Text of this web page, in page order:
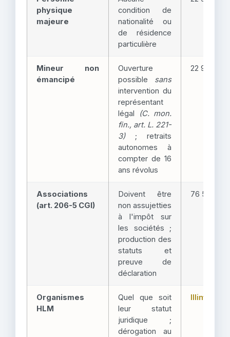
physique
majeure
condition de
nationalité ou
de résidence
particulière
Mineur non
émancipé
Ouverture
possible sans
intervention du
représentant
légal
(C. mon.
fin., art. L. 221-
3); retraits
autonomes à
compter de 16
ans révolus
22 950 €
Associations
(art. 206-5 CGI)
Doivent être
non assujetties
à l'impôt sur
les sociétés ;
production des
statuts et
preuve de
déclaration
76 500 €
Organismes
HLM
Quel que soit
leur statut
juridique ;
dérogation au
Illimité